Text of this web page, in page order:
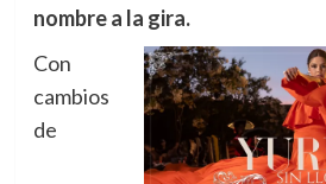
nombre a la gira.
Con
cambios
de